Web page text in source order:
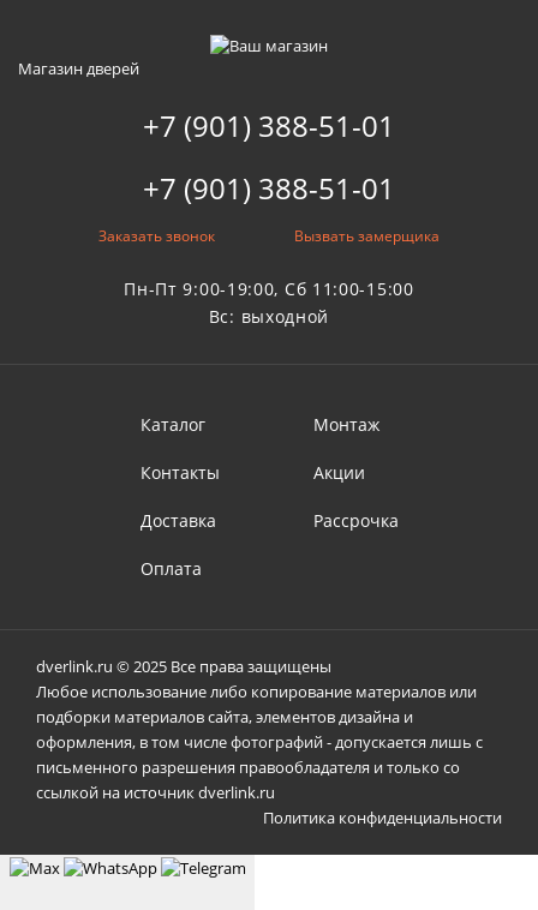
Магазин дверей
+7 (901) 388-51-01
+7 (901) 388-51-01
Заказать звонок Вызвать замерщика
Пн-Пт 9:00-19:00, Сб 11:00-15:00
Вс: выходной
Каталог
Контакты
Доставка
Оплата
Монтаж
Акции
Рассрочка
dverlink.ru © 2025 Все права защищены
Любое использование либо копирование материалов или
подборки материалов сайта, элементов дизайна и
оформления, в том числе фотографий - допускается лишь с
письменного разрешения правообладателя и только со
ссылкой на источник dverlink.ru
Политика конфиденциальности